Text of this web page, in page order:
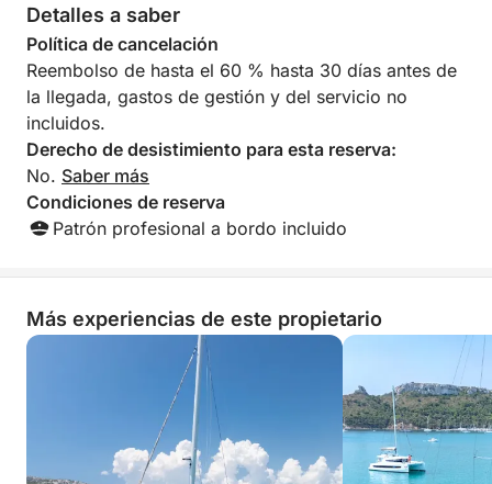
Poetto, donde podrá nadar, hacer snorkel y relajarse
por completo. Durante el descanso, se servirá un
ligero aperitivo a bordo con productos locales como
quesos, embutidos y pan carasau, perfecto para un
momento de relax. Una experiencia corta pero
completa, ideal para saborear la esencia del Golfo
de Cagliari desde el mar. El itinerario se puede
adaptar, previa consulta con el capitán, según las
condiciones del mar.
Detalles a saber
Política de cancelación
Reembolso de hasta el 60 % hasta 30 días antes de
la llegada, gastos de gestión y del servicio no
incluidos.
Derecho de desistimiento para esta reserva:
No. Saber más
Condiciones de reserva
Patrón profesional a bordo incluido
Más experiencias de este propietario